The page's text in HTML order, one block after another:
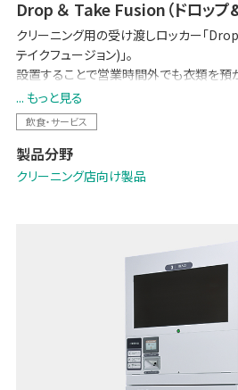
Drop ＆ Take Fusion（ドロップ&
クリーニング用の受け渡しロッカー「
テイクフュージョン)」。
設置することで営業時間外でも衣類を預
クリーニング店にとって機会ロスを減ら
や営業時間の短縮による人件費負担の軽減
お客様にとっては営業時間に関わらず衣類
きるので、利便性が向上します。
... もっと見る
飲食・サービス
製品分野
クリーニング店向け製品